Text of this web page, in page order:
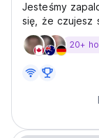
Jesteśmy
się, że czujesz
przestrzeń i
20+